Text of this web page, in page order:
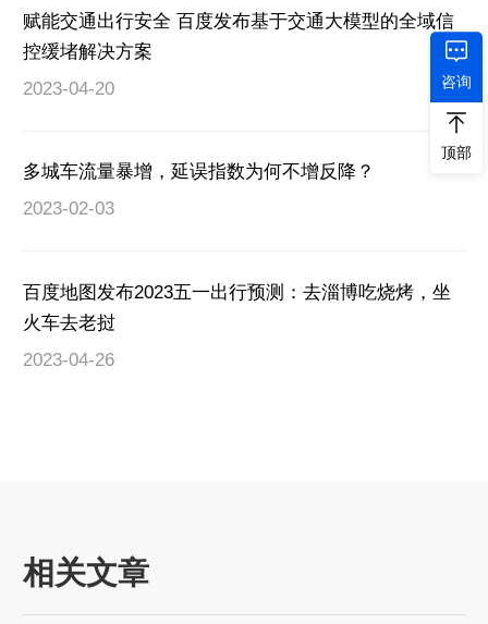
赋能交通出行安全 百度发布基于交通大模型的全域信
控缓堵解决方案
2023-04-20
多城车流量暴增，延误指数为何不增反降？
2023-02-03
百度地图发布2023五一出行预测：去淄博吃烧烤，坐
火车去老挝
2023-04-26
相关文章
咨询
顶部